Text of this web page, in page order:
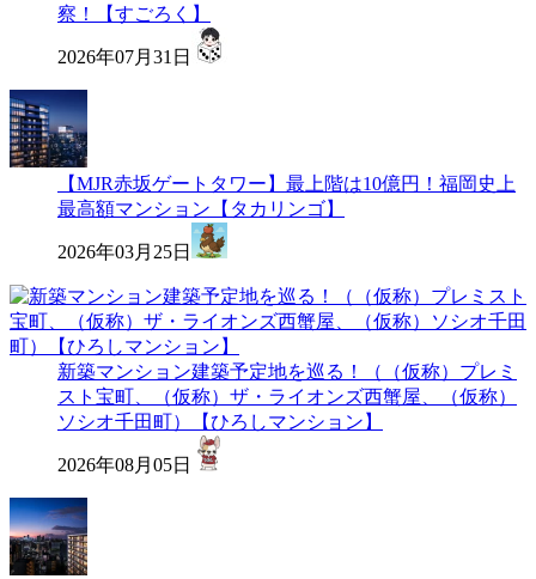
察！【すごろく】
2026年07月31日
【MJR赤坂ゲートタワー】最上階は10億円！福岡史上
最高額マンション【タカリンゴ】
2026年03月25日
新築マンション建築予定地を巡る！（（仮称）プレミ
スト宝町、（仮称）ザ・ライオンズ西蟹屋、（仮称）
ソシオ千田町）【ひろしマンション】
2026年08月05日